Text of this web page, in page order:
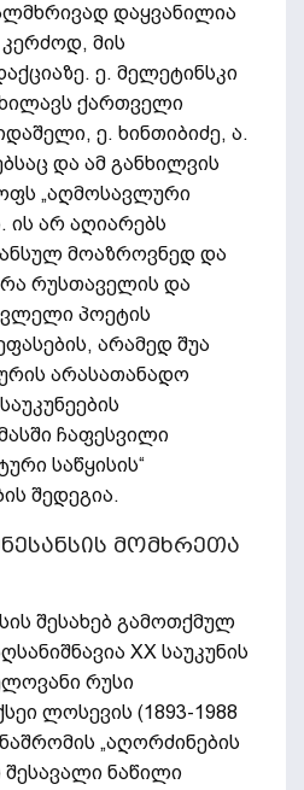
დაყვანილია
მის
ე. მელეტინსკი
ქართველი
ე. ხინთიბიძე, ა.
და ამ განხილვის
„აღმოსავლური
ის არ აღიარებს
მოაზროვნედ და
რუსთაველის და
პოეტის
არამედ შუა
არასათანადო
ჩაფესვილი
საწყისის“
შედეგია.
მომხრეთა
შესახებ გამოთქმულ
XX საუკუნის
რუსი
ლოსევის (1893-1988
„აღორძინების
შესავალი ნაწილი